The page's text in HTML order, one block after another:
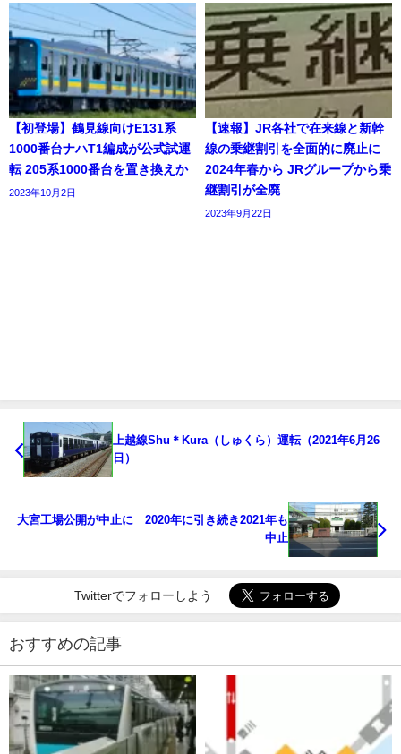
【初登場】鶴見線向けE131系
1000番台ナハT1編成が公式試運
転 205系1000番台を置き換えか
2023年10月2日
【速報】JR各社で在来線と新幹
線の乗継割引を全面的に廃止に
2024年春から JRグループから乗
継割引が全廃
2023年9月22日
上越線Shu＊Kura（しゅくら）運転（2021年6月26
日）
大宮工場公開が中止に 2020年に引き続き2021年も
中止
Twitterでフォローしよう
おすすめの記事